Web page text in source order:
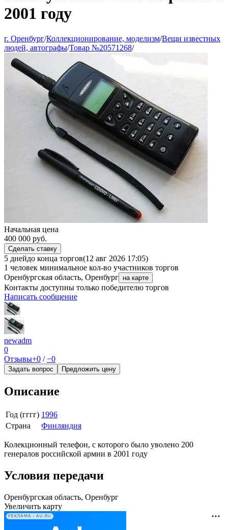
2001 году
г. Оренбург/Коллекционирование, моделизм/Вещи известных
людей, автографы/Товар №20571268/
Начальная цена
400 000 руб.
Сделать ставку
5 днейдо конца торгов(12 авг 2026 17:05)
1 человек минимальное кол-во участников торгов
Оренбургская область, Оренбург на карте
Контакты доступны только победителю торгов
Написать сообщение
newadm
0
Отзывы+0 /−0
Задать вопрос Предложить цену
Описание
Год (гггг) 1996
Страна
Финляндия
Колекционный телефон, с которого было уволено 200
генералов российской армии в 2001 году
Условия передачи
Оренбургская область, Оренбург
Увеличить карту
РЕКЛАМА • AU.RU